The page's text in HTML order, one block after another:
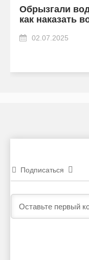
Обрызгали
как наказать
02.07.2025
Подписаться